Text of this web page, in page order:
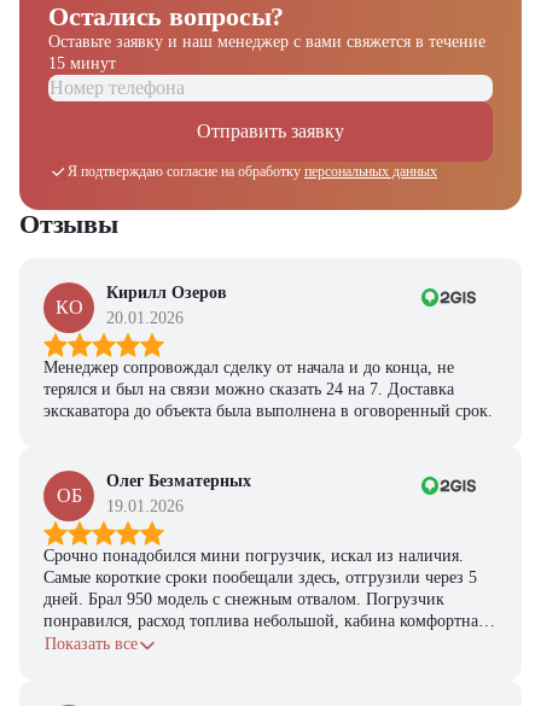
Остались вопросы?
Оставьте заявку и наш менеджер с вами свяжется в течение
15 минут
Отправить заявку
Я подтверждаю согласие на обработку персональных данных
Отзывы
КО
Кирилл Озеров
20.01.2026
Менеджер сопровождал сделку от начала и до конца, не
терялся и был на связи можно сказать 24 на 7. Доставка
экскаватора до объекта была выполнена в оговоренный срок.
ОБ
Олег Безматерных
19.01.2026
Срочно понадобился мини погрузчик, искал из наличия.
Самые короткие сроки пообещали здесь, отгрузили через 5
дней. Брал 950 модель с снежным отвалом. Погрузчик
понравился, расход топлива небольшой, кабина комфортная,
с задачами справляется.
Показать все